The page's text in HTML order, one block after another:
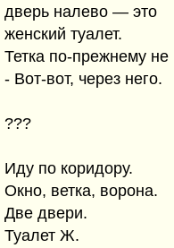
дверь налево — это
женский туалет.
Тетка по-прежнему
- Вот-вот, через него.
???
Иду по коридору.
Окно, ветка, ворона.
Две двери.
Туалет Ж.